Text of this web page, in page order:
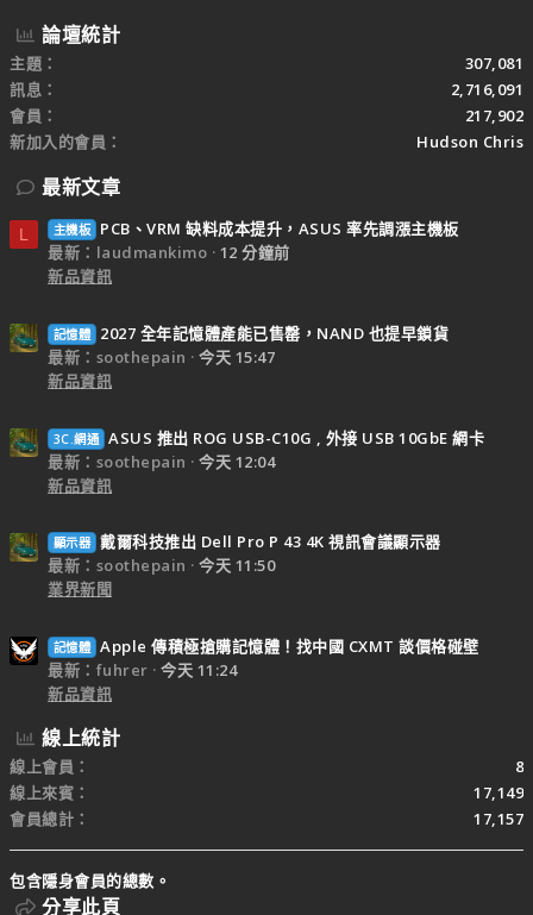
論壇統計
主題
307,081
訊息
2,716,091
會員
217,902
新加入的會員
Hudson Chris
最新文章
L 主機板
PCB、VRM 缺料成本提升，ASUS 率先調漲主機板
最新：laudmankimo
12 分鐘前
新品資訊
記憶體
2027 全年記憶體產能已售罄，NAND 也提早鎖貨
最新：soothepain
今天 15:47
新品資訊
3C.網通 ASUS 推出 ROG USB-C10G , 外接 USB 10GbE 網卡
最新：soothepain
今天 12:04
新品資訊
顯示器 戴爾科技推出 Dell Pro P 43 4K 視訊會議顯示器
最新：soothepain
今天 11:50
業界新聞
記憶體 Apple 傳積極搶購記憶體！找中國 CXMT 談價格碰壁
最新：fuhrer
今天 11:24
新品資訊
線上統計
線上會員
8
線上來賓
17,149
會員總計
17,157
包含隱身會員的總數。
分享此頁